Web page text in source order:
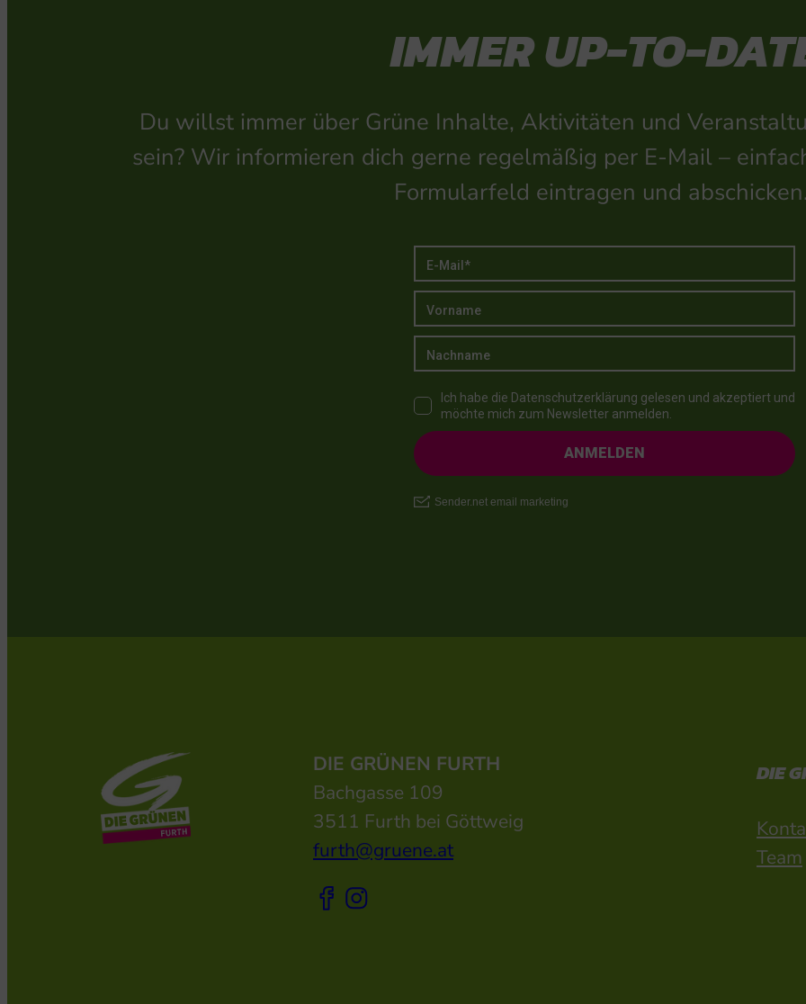
IMMER UP-TO-
Du willst immer über Grüne Inhalte, Aktivitäten und
sein? Wir informieren dich gerne regelmäßig per E-Mail –
Formularfeld eintragen und abschicken.
DIE GRÜNEN FURTH
Bachgasse 109
3511 Furth bei Göttweig
furth@gruene.at
DIE
Team